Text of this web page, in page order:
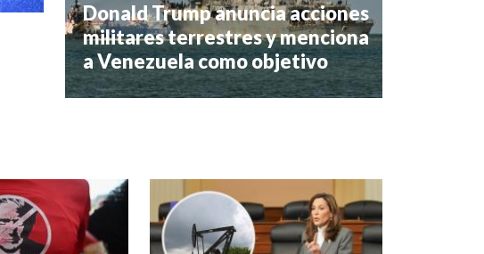
Donald Trump anuncia acciones
militares terrestres y menciona
a Venezuela como objetivo